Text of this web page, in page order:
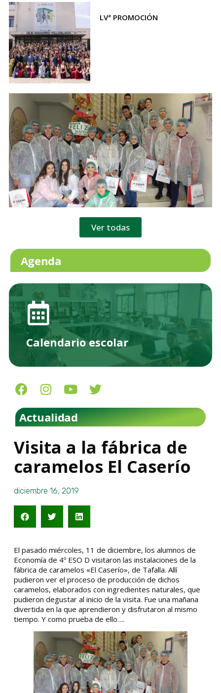
Actualidad
Visita a la fábrica de
caramelos El Caserío
diciembre 16, 2019
El pasado miércoles, 11 de diciembre, los alumnos de
Economía de 4º ESO D visitaron las instalaciones de la
fábrica de caramelos «El Caserío», de Tafalla. Allí
pudieron ver el proceso de producción de dichos
caramelos, elaborados con ingredientes naturales, que
pudieron degustar al inicio de la visita. Fue una mañana
divertida en la que aprendieron y disfrutaron al mismo
tiempo. Y como prueba de ello….
LVª PROMOCIÓN
Ver todas
Agenda
Calendario escolar